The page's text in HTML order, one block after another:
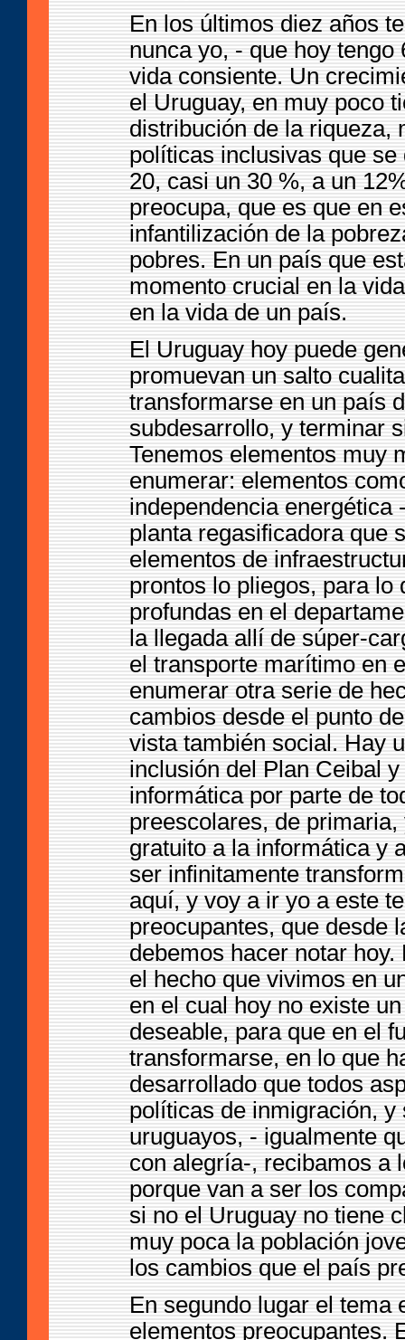
En los últimos diez años
nunca yo, - que hoy
vida consiente. Un
el Uruguay, en muy poco
distribución de la riqueza,
políticas inclusivas que
20, casi un 30 %, a un
preocupa, que es que en
infantilización de la
pobres. En un país que
momento crucial en la
en la vida de un país.
El Uruguay hoy puede
promuevan un salto
transformarse en un país
subdesarrollo, y terminar
Tenemos elementos muy
enumerar: elementos
independencia energética
planta regasificadora que
elementos de
prontos lo pliegos, para lo
profundas en el
la llegada allí de súper-
el transporte marítimo en
enumerar otra serie de
cambios desde el punto
vista también social. Hay
inclusión del Plan Ceibal
informática por parte de
preescolares, de
gratuito a la informática y
ser infinitamente
aquí, y voy a ir yo a este
preocupantes, que desde
debemos hacer notar
el hecho que vivimos en
en el cual hoy no existe
deseable, para que en el
transformarse, en lo que
desarrollado que todos
políticas de inmigración,
uruguayos, - igualmente
con alegría-, recibamos a
porque van a ser los
si no el Uruguay no tiene
muy poca la población
los cambios que el país
En segundo lugar el tema
elementos preocupantes.